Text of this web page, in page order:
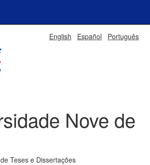
English Español Português
Nove de
Teses e Dissertações